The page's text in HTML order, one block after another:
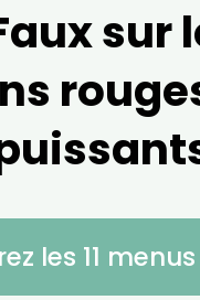
sur
les 11 menus